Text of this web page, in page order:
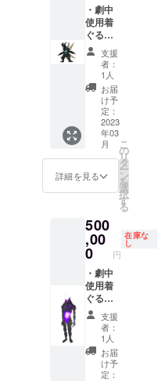
督解
説、
キャス
トコメ
ント、
スタッ
フ対
談、没
脚本、
未公開
映像）
100ペー
ジほど
・ED名
時、必
ず備考
欄に掲
載を希
望され
るお名
前をご
記入く
ださ
い。 ※
本編特
撮メイ
キン
われた
夜に』
本編映
像(40
分) ・
『海鳴
りのと
き』本
編映像
(40分)
・『海
鳴りの
とき』
完全資
料集
（特撮
ング、
制作記
録、完
成脚
本、絵
コン
テ、デ
ザイン
ワーク
ス、監
督解
説、
キャス
夜に』
完全資
料集
（制作
記録、
完成脚
本、絵
コン
テ、デ
ザイン
ワーク
ス、監
督解
説、
キャス
トコメ
スタッ
フ対
談、没
脚本、
未公開
映像）
100ペー
ジほど
・『失
われた
夜に』
本編映
像(40
・劇中
使用着
ぐる
み
（先着1
名） ・
ペエル
キウ
ス 頭
部型抜
き模型
・時空
怪獣
ゲゾ
ム オ
リジナ
ギュア
・『失
われた
夜に』
本編特
撮メイ
キング
(30分)
・『失
われた
夜に』
完全資
料集
支援
者：
1人
お届
け予
定：
2023
年03
月
詳細を見る
こ
の
リ
タ
ー
ン
を
選
択
す
る
500
,00
0 円
在庫な
し
・劇中
使用着
ぐる
み
（先着1
名） ・
ペエル
キウ
ス 頭
支援
者：
1人
お届
け予
定：